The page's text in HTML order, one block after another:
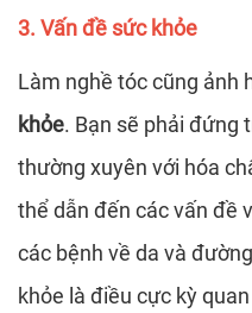
3. Vấn đề sức khỏe
Làm nghề tóc cũng ảnh
khỏe. Bạn sẽ phải đứng
thường xuyên với hóa
thể dẫn đến các vấn đề
các bệnh về da và
khỏe là điều cực kỳ